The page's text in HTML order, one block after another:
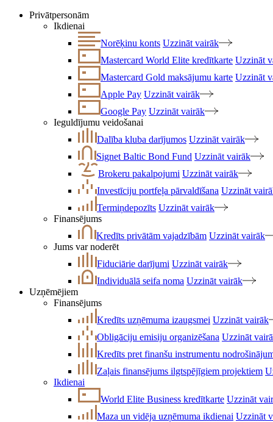
Privātpersonām
Ikdienai
Norēķinu konts Uzzināt vairāk
Mastercard World Elite kredītkarte Uzzināt
Mastercard Gold maksājumu karte Uzzināt
Apple Pay Uzzināt vairāk
Google Pay Uzzināt vairāk
Ieguldījumu veidošanai
Dalība kluba darījumos Uzzināt vairāk
Signet Baltic Bond Fund Uzzināt vairāk
Brokeru pakalpojumi Uzzināt vairāk
Investīciju portfeļa pārvaldīšana Uzzināt
Termiņdepozīts Uzzināt vairāk
Finansējums
Kredīts privātām vajadzībām Uzzināt vairāk
Jums var noderēt
Fiduciārie darījumi Uzzināt vairāk
Individuālā seifa noma Uzzināt vairāk
Uzņēmējiem
Finansējums
Kredīts uzņēmuma izaugsmei Uzzināt vairāk
Obligāciju emisiju organizēšana Uzzināt
Kredīts pret finanšu instrumentu
Zaļais finansējums ilgtspējīgiem projektiem
Ikdienai
World Elite Business kredītkarte Uzzināt
Maza un vidēja uzņēmuma ikdienai Uzzināt